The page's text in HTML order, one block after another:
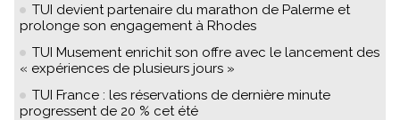
TUI devient partenaire du marathon de Palerme et
prolonge son engagement à Rhodes
TUI Musement enrichit son offre avec le lancement des
« expériences de plusieurs jours »
TUI France : les réservations de dernière minute
progressent de 20 % cet été